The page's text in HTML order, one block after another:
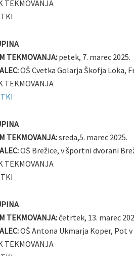
TEKMOVANJA
TEKMOVANJA: petek, 7. marec 2025.
OŠ Cvetka Golarja Škofja Loka,
TEKMOVANJA
TEKMOVANJA:sreda,5. marec 2025.
OŠ Brežice, v športni dvorani
TEKMOVANJA
TEKMOVANJA:četrtek, 13. marec
OŠ Antona Ukmarja Koper, Pot v
TEKMOVANJA